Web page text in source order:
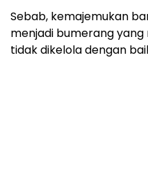
Sebab, kemajemukan
menjadi bumerang
tidak dikelola dengan